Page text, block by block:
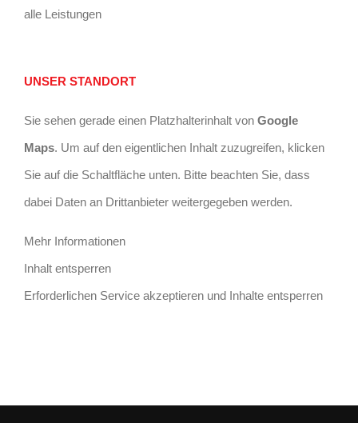
alle Leistungen
UNSER STANDORT
Sie sehen gerade einen Platzhalterinhalt von Google
Maps. Um auf den eigentlichen Inhalt zuzugreifen, klicken
Sie auf die Schaltfläche unten. Bitte beachten Sie, dass
dabei Daten an Drittanbieter weitergegeben werden.
Mehr Informationen
Inhalt entsperren
Erforderlichen Service akzeptieren und Inhalte entsperren